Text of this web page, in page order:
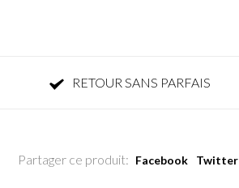
RETOUR SANS PARFAIS
Partager ce produit: Facebook Twitter